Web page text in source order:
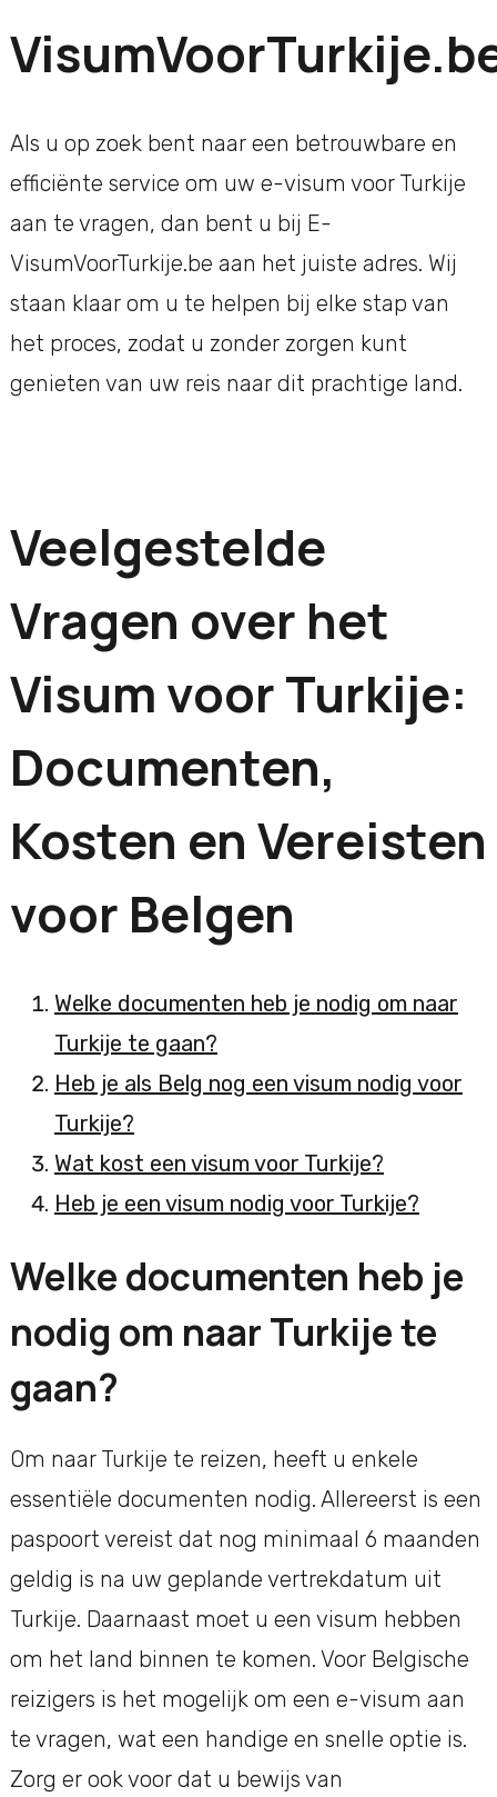
Als u op zoek bent naar een betrouwbare en
efficiënte service om uw e-visum voor Turkije
aan te vragen, dan bent u bij E-
VisumVoorTurkije.be aan het juiste adres. Wij
staan klaar om u te helpen bij elke stap van
het proces, zodat u zonder zorgen kunt
genieten van uw reis naar dit prachtige land.
Veelgestelde
Vragen over het
Visum voor Turkije:
Documenten,
Kosten en Vereisten
voor Belgen
Welke documenten heb je nodig om naar
Turkije te gaan?
Heb je als Belg nog een visum nodig voor
Turkije?
Wat kost een visum voor Turkije?
Heb je een visum nodig voor Turkije?
Welke documenten heb je
nodig om naar Turkije te
gaan?
Om naar Turkije te reizen, heeft u enkele
essentiële documenten nodig. Allereerst is een
paspoort vereist dat nog minimaal 6 maanden
geldig is na uw geplande vertrekdatum uit
Turkije. Daarnaast moet u een visum hebben
om het land binnen te komen. Voor Belgische
reizigers is het mogelijk om een e-visum aan
te vragen, wat een handige en snelle optie is.
Zorg er ook voor dat u bewijs van